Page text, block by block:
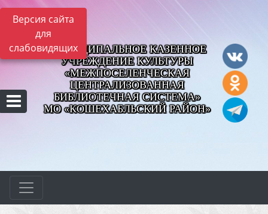
Версия сайта
для
слабовидящихМУНИЦИПАЛЬНОЕ КАЗЕННОЕ
УЧРЕЖДЕНИЕ КУЛЬТУРЫ
«МЕЖПОСЕЛЕНЧЕСКАЯ
ЦЕНТРАЛИЗОВАННАЯ
БИБЛИОТЕЧНАЯ СИСТЕМА»
МО «КОШЕХАБЛЬСКИЙ РАЙОН»